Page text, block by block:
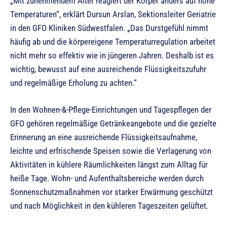
Temperaturen“, erklärt Dursun Arslan, Sektionsleiter Geriatrie
in den GFO Kliniken Südwestfalen. „Das Durstgefühl nimmt
häufig ab und die körpereigene Temperaturregulation arbeitet
nicht mehr so effektiv wie in jüngeren Jahren. Deshalb ist es
wichtig, bewusst auf eine ausreichende Flüssigkeitszufuhr
und regelmäßige Erholung zu achten.“
In den Wohnen-&-Pflege-Einrichtungen und Tagespflegen der
GFO gehören regelmäßige Getränkeangebote und die gezielte
Erinnerung an eine ausreichende Flüssigkeitsaufnahme,
leichte und erfrischende Speisen sowie die Verlagerung von
Aktivitäten in kühlere Räumlichkeiten längst zum Alltag für
heiße Tage. Wohn- und Aufenthaltsbereiche werden durch
Sonnenschutzmaßnahmen vor starker Erwärmung geschützt
und nach Möglichkeit in den kühleren Tageszeiten gelüftet.